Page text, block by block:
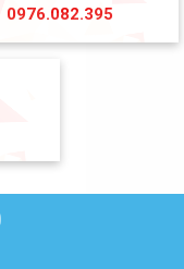
0976.082.395